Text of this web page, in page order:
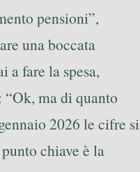
pensioni”,
una boccata
a fare la spesa,
ma di quanto
2026 le cifre si
chiave è la